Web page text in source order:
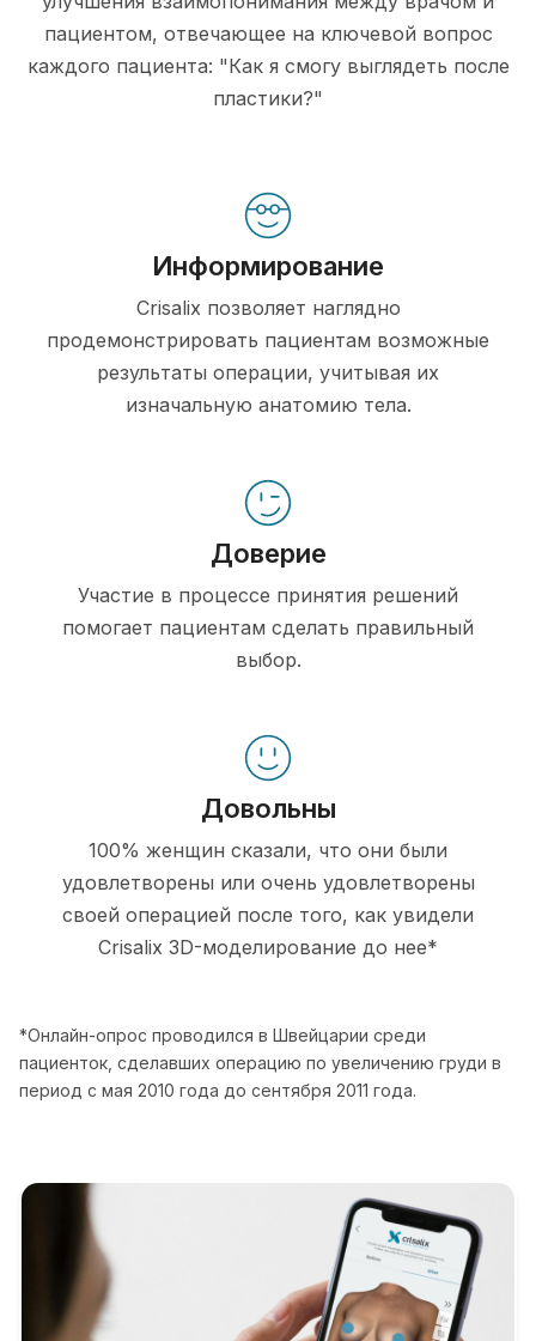
пациентом, отвечающее на ключевой вопрос
каждого пациента: "Как я смогу выглядеть после
пластики?"
Информирование
Crisalix позволяет наглядно
продемонстрировать пациентам возможные
результаты операции, учитывая их
изначальную анатомию тела.
Доверие
Участие в процессе принятия решений
помогает пациентам сделать правильный
выбор.
Довольны
100% женщин сказали, что они были
удовлетворены или очень удовлетворены
своей операцией после того, как увидели
Crisalix 3D-моделирование до нее*
*Онлайн-опрос проводился в Швейцарии среди
пациенток, сделавших операцию по увеличению груди в
период с мая 2010 года до сентября 2011 года.